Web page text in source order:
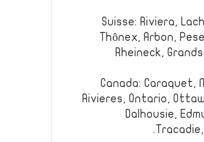
Suisse: Riviera,
Thônex, Arbon,
Rheineck,
Canada: Caraquet,
Rivieres, Ontario,
Dalhousie,